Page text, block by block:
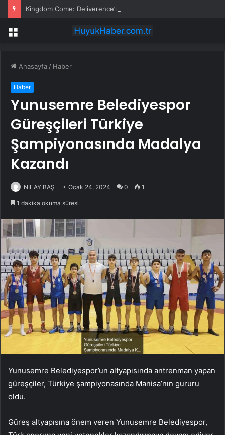
Kingdom Come: Deliverence’ın Hans’ı, Kendi Hanını Açıyor
Menü
Anasayfa / Haber
Haber
Yunusemre Belediyespor
Güreşçileri Türkiye
Şampiyonasında Madalya
Kazandı
NİLAY BAŞ Ocak 24, 2024 0 1
1 dakika okuma süresi
Yunusemre Belediyespor’un altyapısında antrenman yapan
güreşçiler, Türkiye şampiyonasında Manisa’nın gururu
oldu.
Güreş altyapısına önem veren Yunusemre Belediyespor,